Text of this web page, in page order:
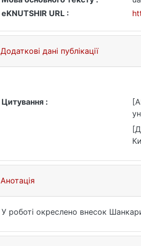
eKNUTSHIR URL :
Додаткові дані публікації
Цитування :
Анотація
У роботі окреслено внесок